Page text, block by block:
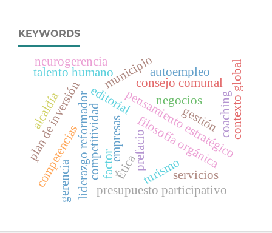
KEYWORDS
editorial
prefacio
filosofía orgánica
liderazgo reformador Ética
pensamiento estratégico
presupuesto participativo
plan de inversión
alcaldía
municipioconsejo comunal
coaching
competencias
talento humano contexto global
competitividad turismo
factor
neurogerencia
gerencia
negocios
autoempleo
gestión
empresas
servicios